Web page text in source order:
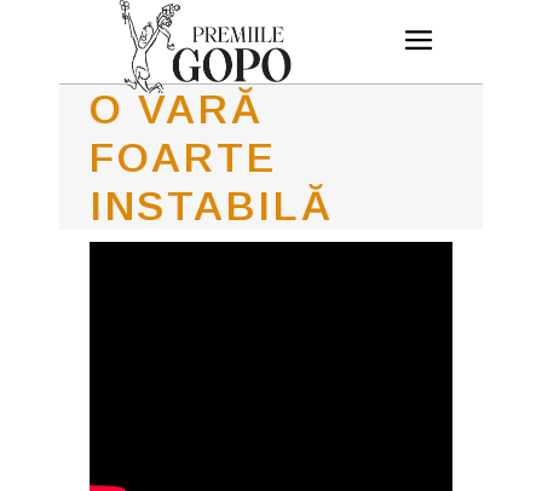
O VARĂ
FOARTE
INSTABILĂ